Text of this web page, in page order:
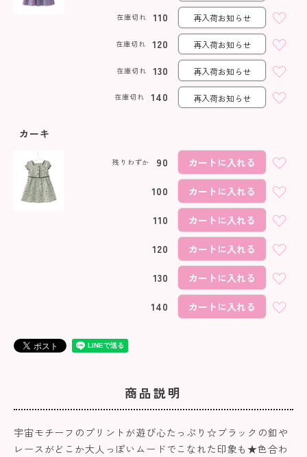
110
在庫切れ 再入荷お知らせ
120
在庫切れ 再入荷お知らせ
130
在庫切れ 再入荷お知らせ
140
在庫切れ 再入荷お知らせ
カーキ
90
残りわずか カートに入れる
100 カートに入れる
110 カートに入れる
120 カートに入れる
130 カートに入れる
140 カートに入れる
商品説明
宇宙モチーフのプリントが遊び心たっぷり☆ブラックの釦や
レースがどこか大人っぽいムードでこなれた印象も★色合わ